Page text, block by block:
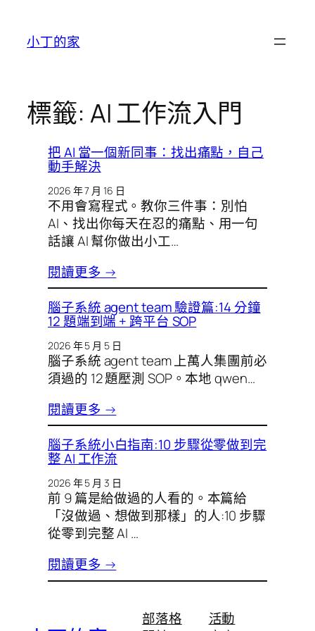
小丁的家
標籤: AI 工作流入門
把 AI 當一個新同事：找出痛點，自己
動手解決
2026 年 7 月 16 日
不用會寫程式。教你三件事：別怕
AI、找出你每天在忍的痛點、用一句
話讓 AI 幫你做出小工…
閱讀更多 →
腦子系統 agent team 驗證篇:14 分鐘
12 題端到端 + 跨平台 SOP
2026 年 5 月 5 日
腦子系統 agent team 上萬人集團前必
須過的 12 題壓測 SOP。本地 qwen…
閱讀更多 →
腦子系統小白指南:10 步驟從零做到完
整 AI 工作流
2026 年 5 月 3 日
前 9 篇是給做過的人看的。本篇給
「沒做過、想做到那樣」的人:10 步驟
從零到完整 AI …
閱讀更多 →
部落格
活動